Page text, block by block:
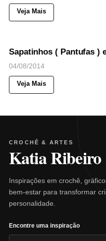
Veja Mais
Sapatinhos ( Pantufas )
04/08/2014
Veja Mais
CROCHÊ & ARTES
Katia Ribeiro
Inspirações em crochê,
bem-estar para transformar
personalidade.
Encontre uma inspiração